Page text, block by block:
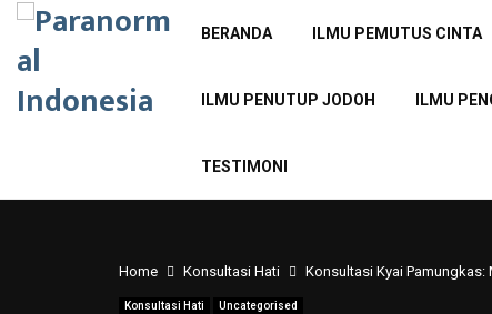
BERANDA ILMU PEMUTUS CINTA
ILMU PENUTUP JODOH ILMU
TESTIMONI
Home Konsultasi Hati Konsultasi Kyai Pamungkas:
Konsultasi Hati Uncategorised